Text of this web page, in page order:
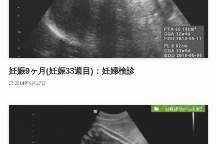
妊娠9ヶ月(妊娠33週目)：妊婦検診
2014年6月27日
妊娠後期から出産2